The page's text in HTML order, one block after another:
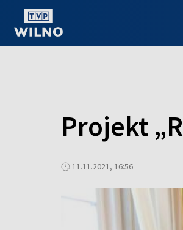
Projekt
11.11.2021, 16:56